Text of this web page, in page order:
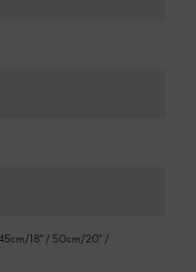
18" / 50cm/20" /